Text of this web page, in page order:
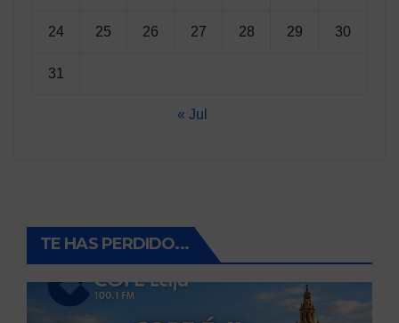
24 25 26 27 28 29 30
31
« Jul
TE HAS PERDIDO...